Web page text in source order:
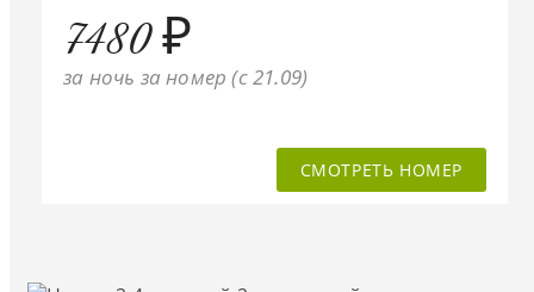
7480 ₽
за ночь за номер (c 21.09)
СМОТРЕТЬ НОМЕР